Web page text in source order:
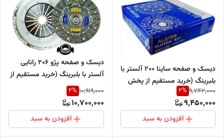
دیسک و صفحه ساینا 200 آلستر با
بلبرینگ (خرید مستقیم از پخش
کننده)
9,742,000
2%
9,450,000
افزودن به سبد
دیسک و صفحه پژو 206 رانایی
آلستر با بلبرینگ (خرید مستقیم از
پخش کننده)
10,919,000
2%
10,700,000
افزودن به سبد